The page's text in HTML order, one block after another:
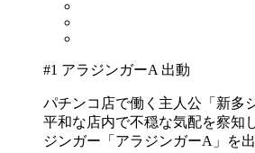
#1 アラジンガーA 出動
パチンコ店で働く主人公「新多
平和な店内で不穏な気配を察知
ジンガー「アラジンガーA」を出